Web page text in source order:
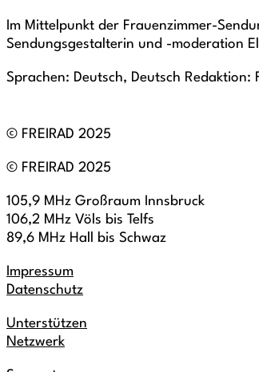
Im Mittelpunkt der Frauenzimmer-
Sendungsgestalterin und -moderation
Sprachen: Deutsch, Deutsch
© FREIRAD 2025
© FREIRAD 2025
105,9 MHz Großraum Innsbruck
106,2 MHz Völs bis Telfs
89,6 MHz Hall bis Schwaz
Impressum
Datenschutz
Unterstützen
Netzwerk